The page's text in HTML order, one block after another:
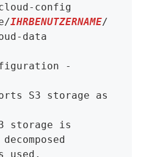
config
IHRBENUTZERNAME/
data
-
S3 storage as
storage is
used.